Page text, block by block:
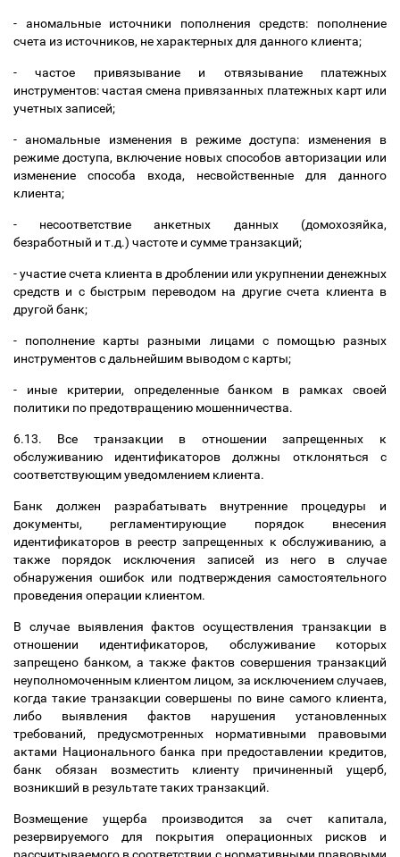
- аномальные источники пополнения средств: пополнение
счета из источников, не характерных для данного клиента;
- частое привязывание и отвязывание платежных
инструментов: частая смена привязанных платежных карт или
учетных записей;
- аномальные изменения в режиме доступа: изменения в
режиме доступа, включение новых способов авторизации или
изменение способа входа, несвойственные для данного
клиента;
- несоответствие анкетных данных (домохозяйка,
безработный и т.д.) частоте и сумме транзакций;
- участие счета клиента в дроблении или укрупнении денежных
средств и с быстрым переводом на другие счета клиента в
другой банк;
- пополнение карты разными лицами с помощью разных
инструментов с дальнейшим выводом с карты;
- иные критерии, определенные банком в рамках своей
политики по предотвращению мошенничества.
6.13. Все транзакции в отношении запрещенных к
обслуживанию идентификаторов должны отклоняться с
соответствующим уведомлением клиента.
Банк должен разрабатывать внутренние процедуры и
документы, регламентирующие порядок внесения
идентификаторов в реестр запрещенных к обслуживанию, а
также порядок исключения записей из него в случае
обнаружения ошибок или подтверждения самостоятельного
проведения операции клиентом.
В случае выявления фактов осуществления транзакции в
отношении идентификаторов, обслуживание которых
запрещено банком, а также фактов совершения транзакций
неуполномоченным клиентом лицом, за исключением случаев,
когда такие транзакции совершены по вине самого клиента,
либо выявления фактов нарушения установленных
требований, предусмотренных нормативными правовыми
актами Национального банка при предоставлении кредитов,
банк обязан возместить клиенту причиненный ущерб,
возникший в результате таких транзакций.
Возмещение ущерба производится за счет капитала,
резервируемого для покрытия операционных рисков и